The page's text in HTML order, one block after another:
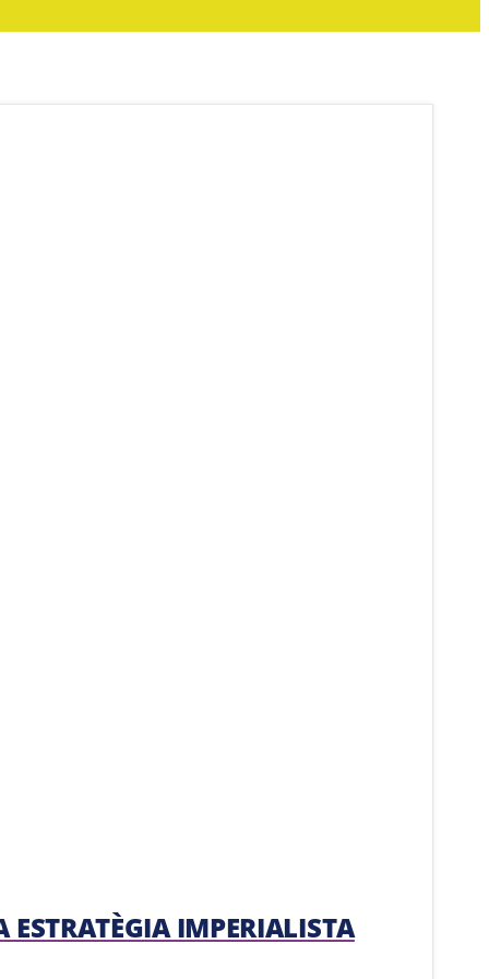
ESTRATÈGIA IMPERIALISTA